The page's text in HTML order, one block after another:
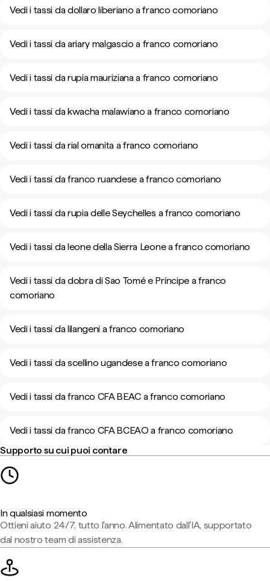
Vedi i tassi da dollaro liberiano a franco comoriano
Vedi i tassi da ariary malgascio a franco comoriano
Vedi i tassi da rupia mauriziana a franco comoriano
Vedi i tassi da kwacha malawiano a franco comoriano
Vedi i tassi da rial omanita a franco comoriano
Vedi i tassi da franco ruandese a franco comoriano
Vedi i tassi da rupia delle Seychelles a franco comoriano
Vedi i tassi da leone della Sierra Leone a franco comoriano
Vedi i tassi da dobra di Sao Tomé e Príncipe a franco
comoriano
Vedi i tassi da lilangeni a franco comoriano
Vedi i tassi da scellino ugandese a franco comoriano
Vedi i tassi da franco CFA BEAC a franco comoriano
Vedi i tassi da franco CFA BCEAO a franco comoriano
Supporto su cui puoi contare
In qualsiasi momento
Ottieni aiuto 24/7, tutto l'anno. Alimentato dall'IA, supportato
dal nostro team di assistenza.